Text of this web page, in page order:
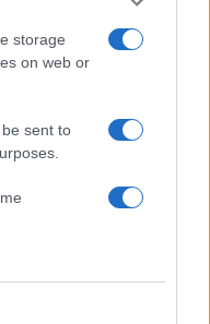
storage
on web or
sent to
για τη
«Δεκαπέντε
και αγάπη»
να βοηθά
- Η πρώτη
της 38χρονης
στην Κυψέλη
Αποτεφρωτήριο
στον Έλληνα